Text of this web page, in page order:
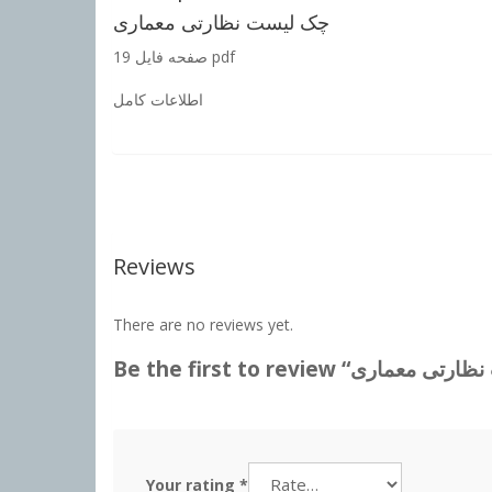
چک لیست نظارتی معماری
19 صفحه فایل pdf
اطلاعات کامل
Reviews
There are no reviews yet.
Your rating *